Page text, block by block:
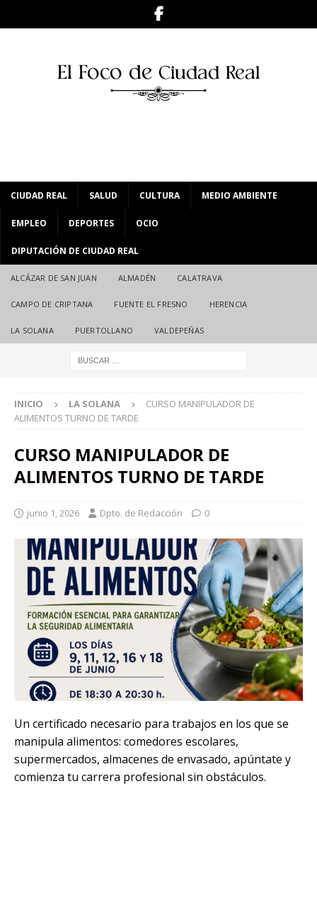
CIUDAD REAL SALUD CULTURA MEDIO AMBIENTE
EMPLEO DEPORTES OCIO
DIPUTACIÓN DE CIUDAD REAL
ALCÁZAR DE SAN JUAN ALMADÉN CALATRAVA
CAMPO DE CRIPTANA FUENTE EL FRESNO HERENCIA
LA SOLANA PUERTOLLANO VALDEPEÑAS
INICIO LA SOLANA
CURSO MANIPULADOR DE
ALIMENTOS TURNO DE TARDE
CURSO MANIPULADOR DE
ALIMENTOS TURNO DE TARDE
junio 1, 2026 Dpto. de Redacción 0
Un certificado necesario para trabajos en los que se
manipula alimentos: comedores escolares,
supermercados, almacenes de envasado, apúntate y
comienza tu carrera profesional sin obstáculos.